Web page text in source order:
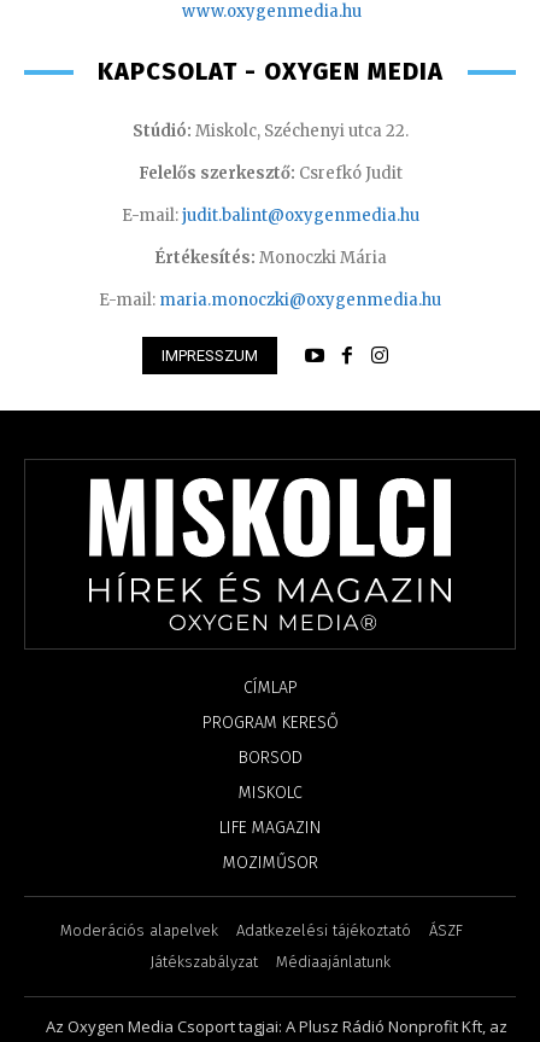
www.oxygenmedia.hu
KAPCSOLAT - OXYGEN MEDIA
Stúdió: Miskolc, Széchenyi utca 22.
Felelős szerkesztő: Csrefkó Judit
E-mail:judit.balint@oxygenmedia.hu
Értékesítés: Monoczki Mária
E-mail: maria.monoczki@oxygenmedia.hu
IMPRESSZUM
CÍMLAP
PROGRAM KERESŐ
BORSOD
MISKOLC
LIFE MAGAZIN
MOZIMŰSOR
Moderációs alapelvek Adatkezelési tájékoztató
ÁSZF
Játékszabályzat
Médiaajánlatunk
Az Oxygen Media Csoport tagjai: A Plusz Rádió Nonprofit Kft, az